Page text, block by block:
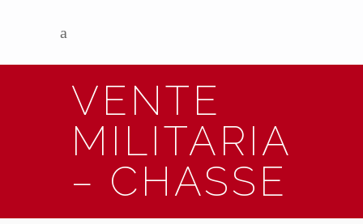
VENTE
MILITARIA
– CHASSE